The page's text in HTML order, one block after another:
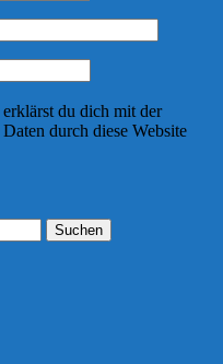
du dich mit der
durch diese Website